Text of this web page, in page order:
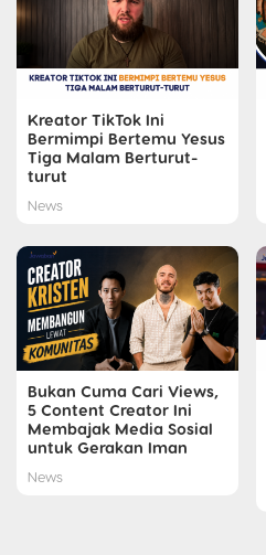
Kreator TikTok Ini
Bermimpi Bertemu Yesus
Tiga Malam Berturut-
turut
News
Bukan Cuma Cari Views,
5 Content Creator Ini
Membajak Media Sosial
untuk Gerakan Iman
News